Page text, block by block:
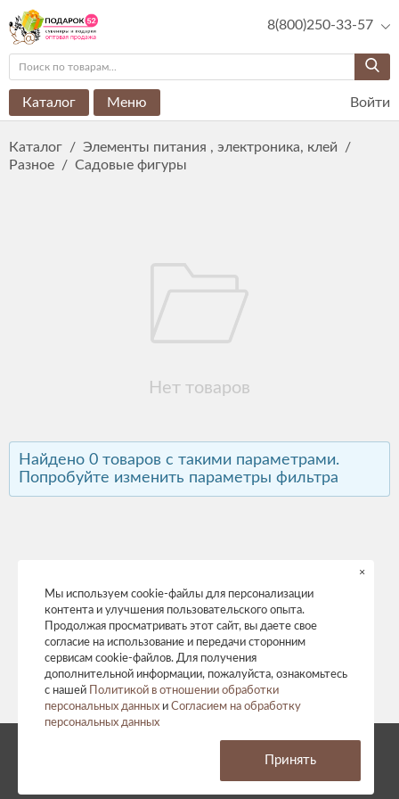
8(800)250-33-57
Каталог Меню Войти
Каталог / Элементы питания , электроника, клей
/
Разное / Садовые фигуры
Нет товаров
Найдено 0 товаров с такими параметрами.
Попробуйте изменить параметры фильтра
© 2026 год. Все права защищены.
Согласие на обработку персональных данных
Мы используем cookie-файлы для персонализации
контента и улучшения пользовательского опыта.
Продолжая просматривать этот сайт, вы даете свое
согласие на использование и передачи сторонним
сервисам cookie-файлов. Для получения
дополнительной информации, пожалуйста, ознакомьтесь
с нашей
Политикой в отношении обработки
персональных данных и Согласием на обработку
персональных данных
×
Принять